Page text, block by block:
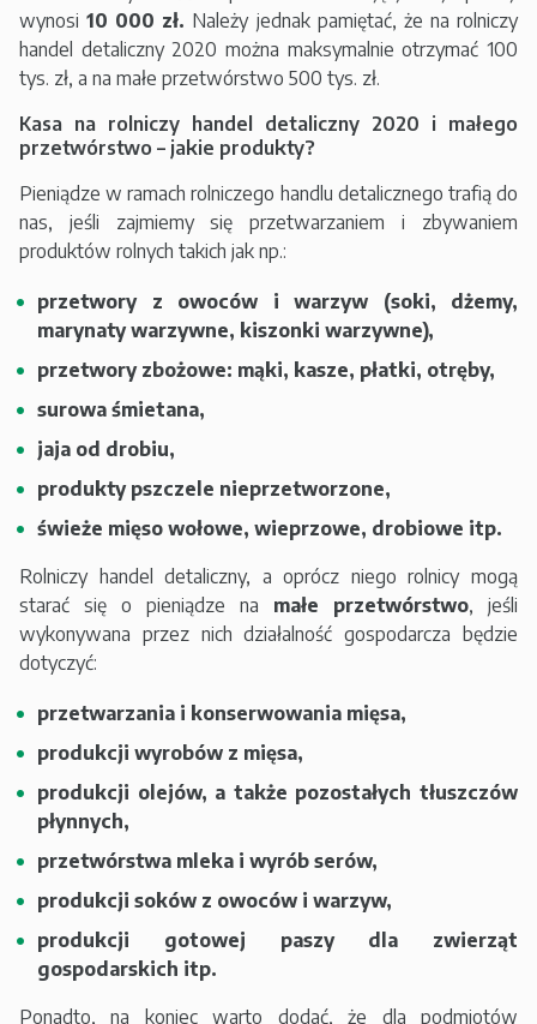
wynosi10 000 zł. Należy jednak pamiętać, że na rolniczy
handel detaliczny 2020 można maksymalnie otrzymać 100
tys. zł, a na małe przetwórstwo 500 tys. zł.
Kasa na rolniczy handel detaliczny 2020 i małego
przetwórstwo – jakie produkty?
Pieniądze w ramach rolniczego handlu detalicznego trafią do
nas, jeśli zajmiemy się przetwarzaniem i zbywaniem
produktów rolnych takich jak np.:
przetwory z owoców i warzyw (soki, dżemy,
marynaty warzywne, kiszonki warzywne),
przetwory zbożowe: mąki, kasze, płatki, otręby,
surowa śmietana,
jaja od drobiu,
produkty pszczele nieprzetworzone,
świeże mięso wołowe, wieprzowe, drobiowe itp.
Rolniczy handel detaliczny, a oprócz niego rolnicy mogą
starać się o pieniądze na małe przetwórstwo, jeśli
wykonywana przez nich działalność gospodarcza będzie
dotyczyć:
przetwarzania i konserwowania mięsa,
produkcji wyrobów z mięsa,
produkcji olejów, a także pozostałych tłuszczów
płynnych,
przetwórstwa mleka i wyrób serów,
produkcji soków z owoców i warzyw,
produkcji gotowej paszy dla zwierząt
gospodarskich itp.
Ponadto, na koniec warto dodać, że dla podmiotów